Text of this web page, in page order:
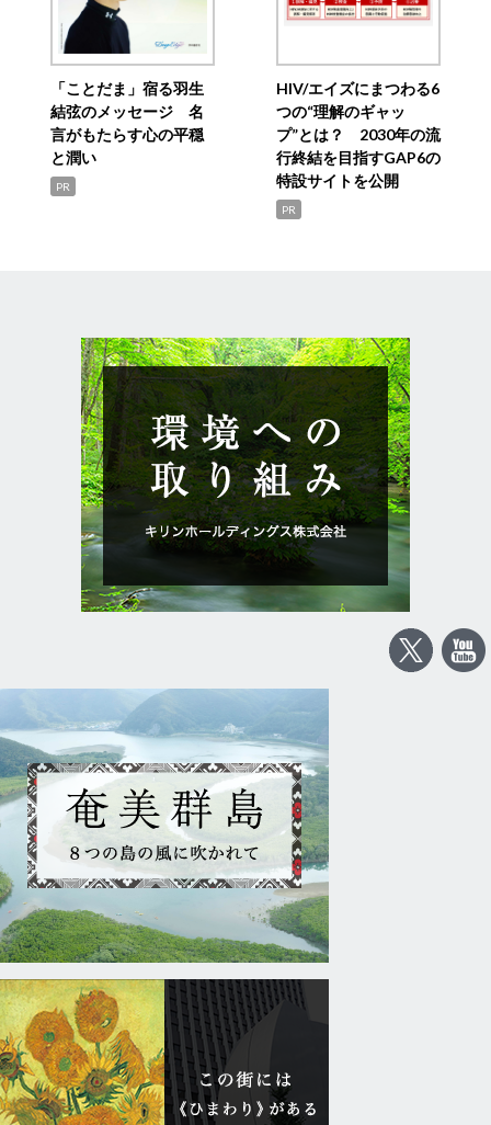
「ことだま」宿る羽生
結弦のメッセージ 名
言がもたらす心の平穏
と潤い
PR
HIV/エイズにまつわる6
つの“理解のギャッ
プ”とは？ 2030年の流
行終結を目指すGAP6の
特設サイトを公開
PR